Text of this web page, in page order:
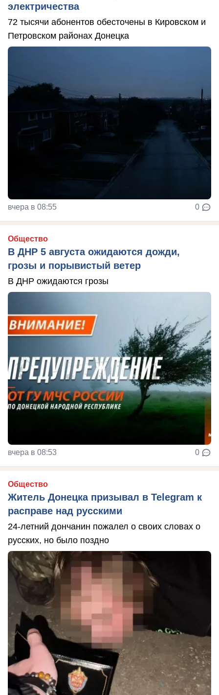
электричества
72 тысячи абонентов обесточены в Кировском и
Петровском районах Донецка
вчера в 08:55 0
Общество
В ДНР 5 августа ожидаются дожди,
грозы и порывистый ветер
В ДНР ожидаются грозы
вчера в 08:53 0
Общество
Житель Донецка призывал в Telegram к
расправе над русскими
24-летний дончанин пожалел о своих словах о
русских, но было поздно